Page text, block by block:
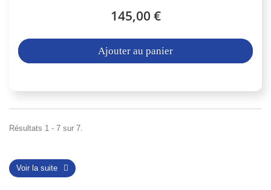
145,00 €
Ajouter au panier
Résultats 1 - 7 sur 7.
Voir la suite